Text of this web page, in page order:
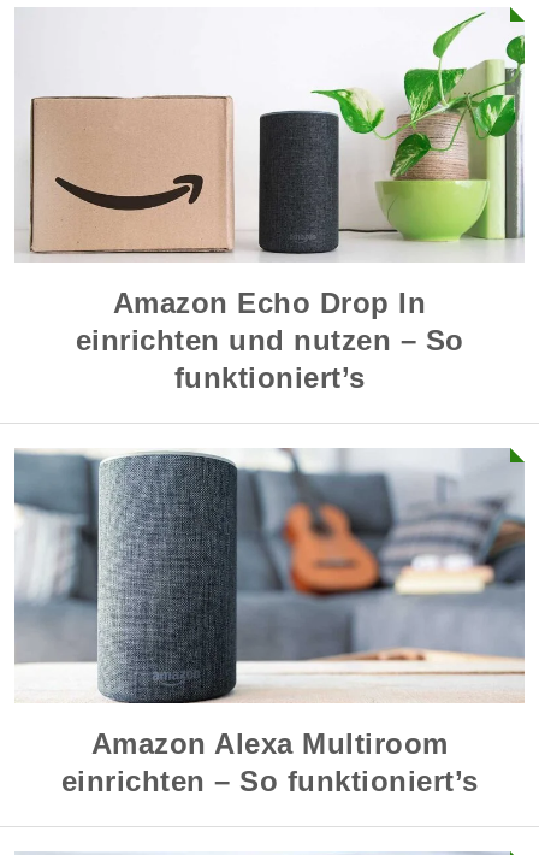
Amazon Echo Drop In
einrichten und nutzen – So
funktioniert’s
Amazon Alexa Multiroom
einrichten – So funktioniert’s